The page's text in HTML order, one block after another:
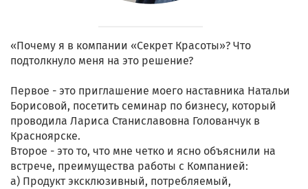
«Почему я в компании «Секрет Красоты»? Что
подтолкнуло меня на это решение?
Первое - это приглашение моего наставника Натальи
Борисовой, посетить семинар по бизнесу, который
проводила Лариса Станиславовна Голованчук в
Красноярске.
Второе - это то, что мне четко и ясно объяснили на
встрече, преимущества работы с Компанией:
а) Продукт эксклюзивный, потребляемый,